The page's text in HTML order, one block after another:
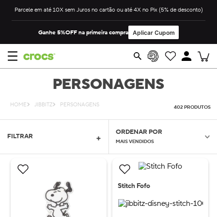
Parcele em até 10X sem Juros no cartão ou até 4X no Pix (5% de desconto)
Ganhe 5%OFF na primeira compra Aplicar Cupom
PERSONAGENS
JIBBITZ PERSONAGENS 402PRODUTOS
FILTRAR
ORDENAR POR
MAIS VENDIDOS
Stitch Fofo